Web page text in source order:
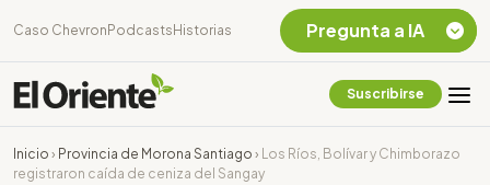
Caso Chevron Podcasts Historias
Suscribirse
Inicio › Provincia de Morona Santiago ›
Los Ríos, Bolívar y Chimborazo
registraron caída de ceniza del Sangay
Pregunta a IA
Chevron Ecuador